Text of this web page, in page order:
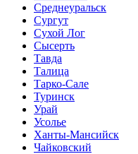
Среднеуральск
Сургут
Сухой Лог
Сысерть
Тавда
Талица
Тарко-Сале
Туринск
Урай
Усолье
Ханты-Мансийск
Чайковский